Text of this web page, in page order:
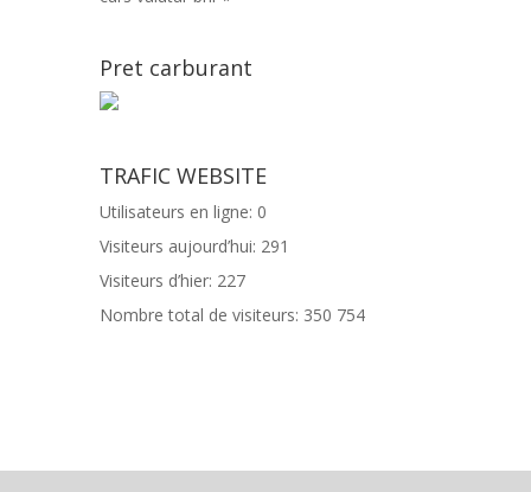
Pret carburant
TRAFIC WEBSITE
Utilisateurs en ligne: 0
Visiteurs aujourd’hui: 291
Visiteurs d’hier: 227
Nombre total de visiteurs: 350 754